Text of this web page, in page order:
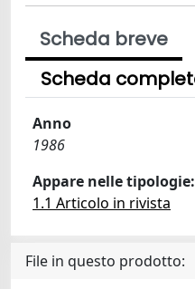
Scheda breve
Scheda
Anno
1986
Appare nelle tipologie:
1.1 Articolo in rivista
File in questo prodotto: